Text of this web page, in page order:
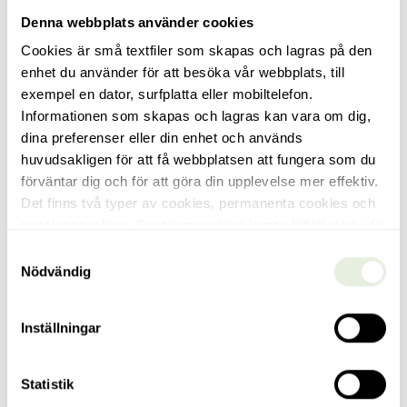
Denna webbplats använder cookies
Cookies är små textfiler som skapas och lagras på den
enhet du använder för att besöka vår webbplats, till
exempel en dator, surfplatta eller mobiltelefon.
Informationen som skapas och lagras kan vara om dig,
dina preferenser eller din enhet och används
huvudsakligen för att få webbplatsen att fungera som du
förväntar dig och för att göra din upplevelse mer effektiv.
Det finns två typer av cookies, permanenta cookies och
när du stänger din webbläsare. Permanenta cookies
lagras som en fil på datorn under en viss tid, tills du som
besökare, eller servern som sänt dem, raderar dem.
Denna webbplats använder båda dessa olika typer av
förstapartscookies och tredjepartscookies.
Nödvändig
Inställningar
Statistik
fastigheterna.…
Läs mer
Kommande